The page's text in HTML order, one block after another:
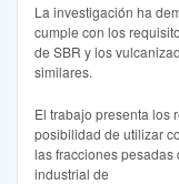
La investigación ha
cumple con los
de SBR y los
similares.
El trabajo presenta los
posibilidad de utilizar
las fracciones
industrial de